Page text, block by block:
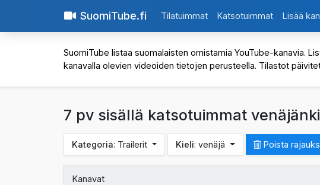
SuomiTube.fi Tilatuimmat Katsotuimmat Lisää
SuomiTube listaa suomalaisten omistamia YouTube-kanavia.
kanavalla olevien videoiden tietojen perusteella. Tilastot
7 pv sisällä katsotuimmat
Kategoria: Trailerit Kieli: venäjä Poista
Kanavat